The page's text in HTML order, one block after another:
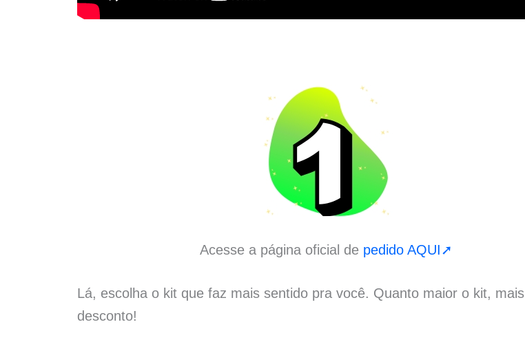
Acesse a página oficial de pedido AQUI➚
Lá, escolha o kit que faz mais sentido pra você. Quanto maior o kit, mais
desconto!